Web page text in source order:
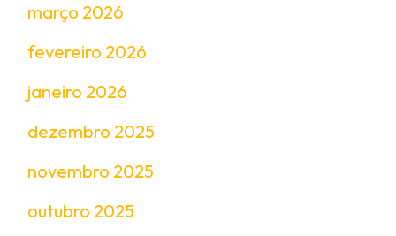
março 2026
fevereiro 2026
janeiro 2026
dezembro 2025
novembro 2025
outubro 2025